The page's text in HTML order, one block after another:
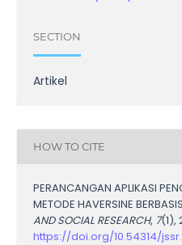
SECTION
Artikel
HOW TO CITE
PERANCANGAN APLIKASI
METODE HAVERSINE
AND SOCIAL RESEARCH, 7(1),
https://doi.org/10.54314/